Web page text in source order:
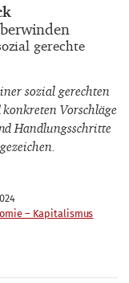
gerechte
sozial gerechten
Vorschläge
Handlungsschritte
– Kapitalismus